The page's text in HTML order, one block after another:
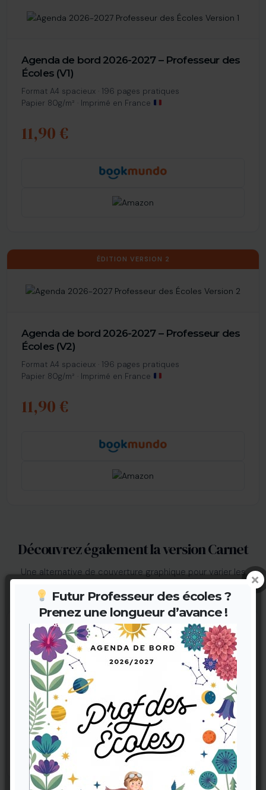
Agenda de bord 2026-2027 – Professeur des
Écoles (V1)
Format A4 spacieux · 196 pages pratiques
Papier 80g/m² · Imprimé en France
11,90 €
ÉDITION VERSION 2
Agenda de bord 2026-2027 – Professeur des
Écoles (V2)
Format A4 spacieux · 196 pages pratiques
Papier 80g/m² · Imprimé en France
11,90 €
Découvrez également la version Carnet
Une alternative de couverture graphique pour varier les
Carnet Prof des Écoles
(V1)
11,90 €
Carnet Prof des Écoles
(V2)
11,90 €
Futur Professeur des écoles ?
Prenez une longueur d’avance !